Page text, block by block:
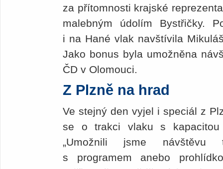
za přítomnosti krajské
malebným údolím Bystřičky.
i na Hané vlak navštívila
Jako bonus byla umožněna
ČD v Olomouci.
Z Plzně na hrad
Ve stejný den vyjel i speciál z
se o trakci vlaku s kapacitou
„Umožnili jsme návštěvu
s programem anebo